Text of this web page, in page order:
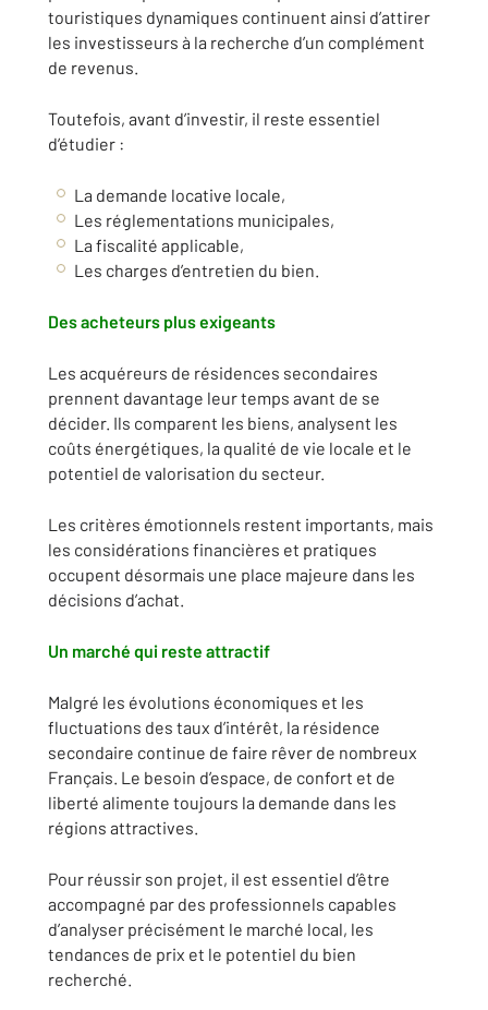
touristiques dynamiques continuent ainsi d’attirer
les investisseurs à la recherche d’un complément
de revenus.
Toutefois, avant d’investir, il reste essentiel
d’étudier :
La demande locative locale,
Les réglementations municipales,
La fiscalité applicable,
Les charges d’entretien du bien.
Des acheteurs plus exigeants
Les acquéreurs de résidences secondaires
prennent davantage leur temps avant de se
décider. Ils comparent les biens, analysent les
coûts énergétiques, la qualité de vie locale et le
potentiel de valorisation du secteur.
Les critères émotionnels restent importants, mais
les considérations financières et pratiques
occupent désormais une place majeure dans les
décisions d’achat.
Un marché qui reste attractif
Malgré les évolutions économiques et les
fluctuations des taux d’intérêt, la résidence
secondaire continue de faire rêver de nombreux
Français. Le besoin d’espace, de confort et de
liberté alimente toujours la demande dans les
régions attractives.
Pour réussir son projet, il est essentiel d’être
accompagné par des professionnels capables
d’analyser précisément le marché local, les
tendances de prix et le potentiel du bien
recherché.